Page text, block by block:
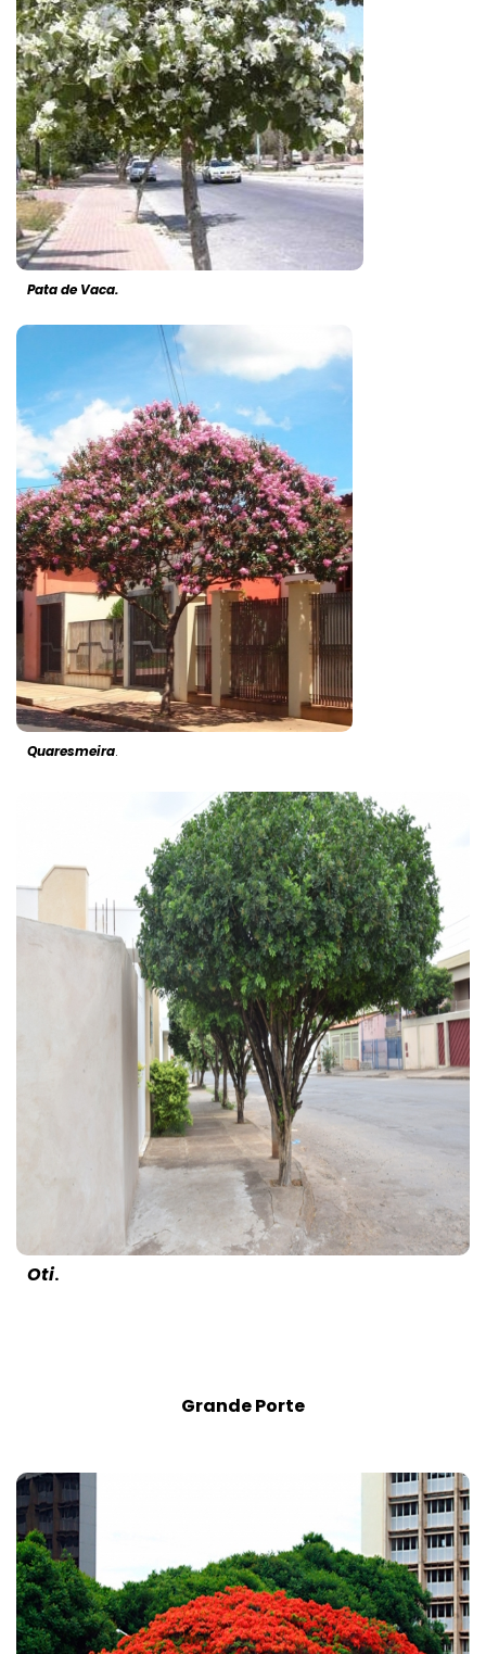
Pata de Vaca.
Quaresmeira.
Oti.
Grande Porte